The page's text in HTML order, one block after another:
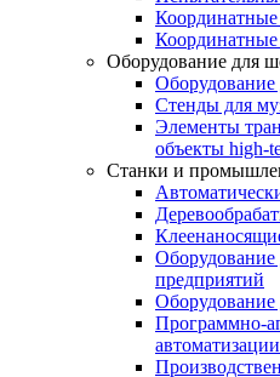
Оборудование для
Оборудование
Стенды для
Элементы
объекты high-
Станки и
Оборудование
предприятий
Оборудование
Программно-